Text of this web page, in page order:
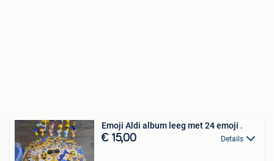
Emoji Aldi album leeg met 24 emoji .
€ 15,00 Details